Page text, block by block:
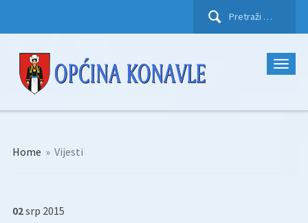
Pretraži:
Home » Vijesti
02srp 2015